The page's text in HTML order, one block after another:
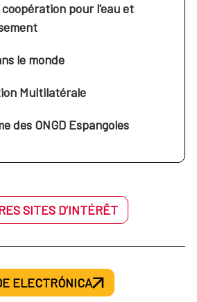
coopération pour l'eau et
le monde
Multilatérale
des ONGD Espangoles
SITES D’INTÉRÊT
ELECTRÓNICA